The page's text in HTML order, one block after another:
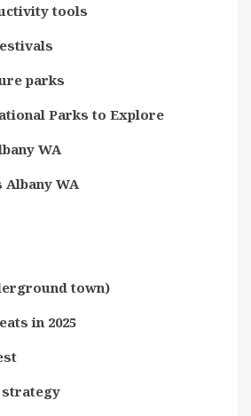
tools
parks
Parks to Explore
WA
Albany WA
town)
in 2025